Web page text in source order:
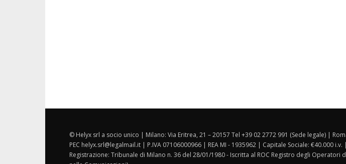
© Helyx srl a socio unico | Milano: Via Eritrea, 21 – 20157 Tel +39 02 2772 991 (Sede legale) |
PEC helyx.srl@legalmail.it | P.IVA 07106000966 | REA MI - 1935962 | Capitale Sociale: €40.000
Registrazione: Tribunale di Milano n. 36 del 28/01/1980 - Iscritta al ROC Registro degli